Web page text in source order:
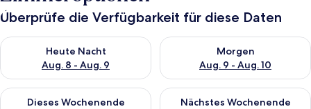
Überprüfe die Verfügbarkeit für diese Daten
Heute Nacht
Aug. 8 - Aug. 9
Überprüfe die Verfügbarkeit für heute Nacht, Aug. 8 - Aug. 9.
Morgen
Aug. 9 - Aug. 10
Überprüfe die Verfügbarkeit
Dieses Wochenende
Überprüfe die Verfügbarkeit für dieses Wochenende, Aug. 14
Nächstes Wochenende
Überprüfe die Verfügbarkeit